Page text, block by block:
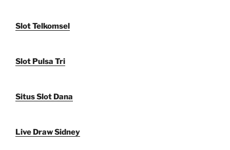
Slot Telkomsel
Slot Pulsa Tri
Situs Slot Dana
Live Draw Sidney